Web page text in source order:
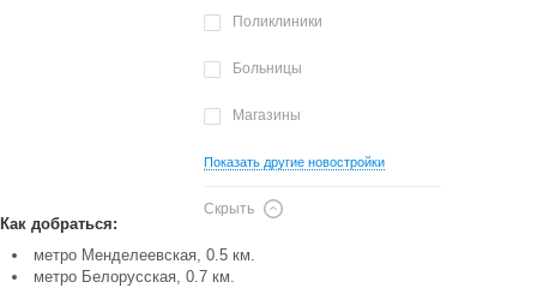
Поликлиники
Больницы
Магазины
Показать другие новостройки
Скрыть
Как добраться:
метро Менделеевская, 0.5 км.
метро Белорусская, 0.7 км.